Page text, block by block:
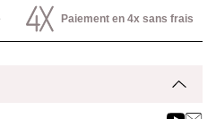
Paiement en 4x sans frais